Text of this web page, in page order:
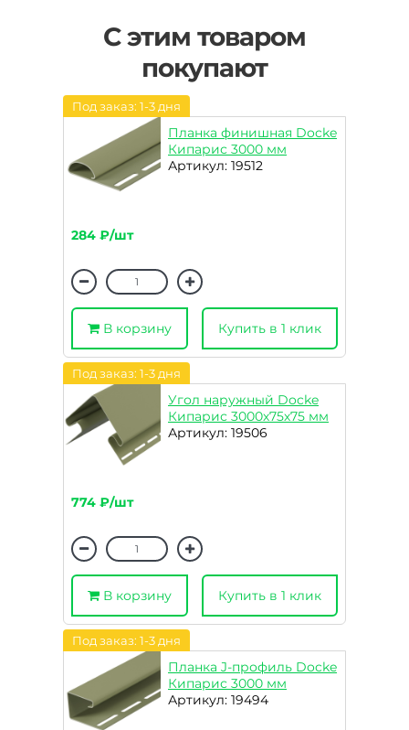
С этим товаром
покупают
Под заказ: 1-3 дня
Планка финишная Docke
Кипарис 3000 мм
Артикул: 19512
284 ₽/шт
В корзину Купить в 1 клик
Под заказ: 1-3 дня
Угол наружный Docke
Кипарис 3000х75х75 мм
Артикул: 19506
774 ₽/шт
В корзину Купить в 1 клик
Под заказ: 1-3 дня
Планка J-профиль Docke
Кипарис 3000 мм
Артикул: 19494